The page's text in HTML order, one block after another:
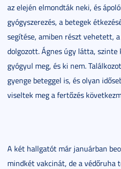
az elején elmondták neki, és
gyógyszerezés, a betegek
segítése, amiben részt vehetett,
dolgozott. Ágnes úgy látta,
gyógyul meg, és ki nem.
gyenge beteggel is, és olyan
viseltek meg a fertőzés
A két hallgatót már januárban
mindkét vakcinát, de a védőruha